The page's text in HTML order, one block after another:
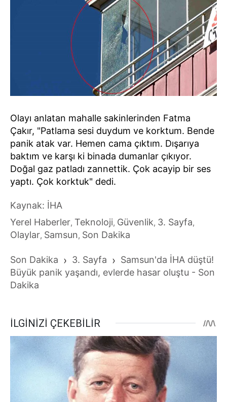
Olayı anlatan mahalle sakinlerinden Fatma
Çakır, "Patlama sesi duydum ve korktum. Bende
panik atak var. Hemen cama çıktım. Dışarıya
baktım ve karşı ki binada dumanlar çıkıyor.
Doğal gaz patladı zannettik. Çok acayip bir ses
yaptı. Çok korktuk" dedi.
Kaynak: İHA
Yerel Haberler, Teknoloji, Güvenlik, 3. Sayfa,
Olaylar, Samsun, Son Dakika
Son Dakika › 3. Sayfa › Samsun'da İHA düştü!
Büyük panik yaşandı, evlerde hasar oluştu - Son
Dakika